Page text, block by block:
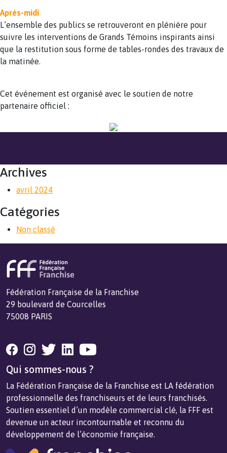
Aprés-midi
L’ensemble des publics se retrouveront en plénière pour
suivre les interventions de Grands Témoins inspirants ainsi
que la restitution sous forme de tables-rondes des travaux de
la matinée.
Cet événement est organisé avec le soutien de notre
partenaire officiel :
Archives
avril 2024
Catégories
Non classé
Fédération Française de la Franchise
29 boulevard de Courcelles
75008 PARIS
Qui sommes-nous ?
La Fédération Française de la Franchise est LA fédération
professionnelle des franchiseurs et de leurs franchisés.
Soutien essentiel d’un modèle commercial clé, la FFF est
devenue un acteur incontournable et reconnu du
développement de l’économie française.